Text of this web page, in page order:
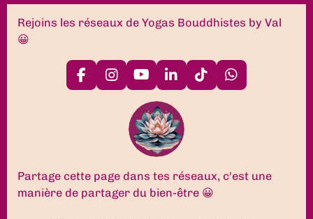
Rejoins les réseaux de Yogas Bouddhistes by Val
😀
F
a
k
I
n
a
m
Y
o
u
T
u
b
e
L
i
n
k
e
d
n
T
i
W
h
p
Partage cette page dans tes réseaux, c'est une
manière de partager du bien-être 😀